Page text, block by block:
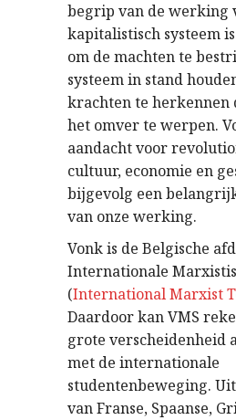
begrip van de werking
kapitalistisch systeem
om de machten te
systeem in stand
krachten te herkennen
het omver te werpen.
aandacht voor
cultuur, economie en
bijgevolg een
van onze werking.
Vonk is de Belgische
Internationale
(International Marxist
Daardoor kan VMS
grote verscheidenheid
met de internationale
studentenbeweging.
van Franse, Spaanse,